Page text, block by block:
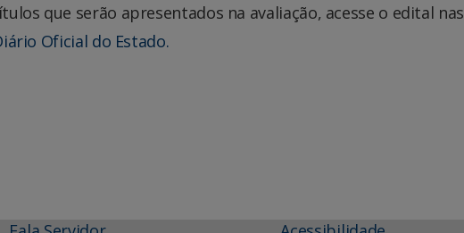
que serão apresentados na avaliação, acesse o edital nas
Oficial do Estado.